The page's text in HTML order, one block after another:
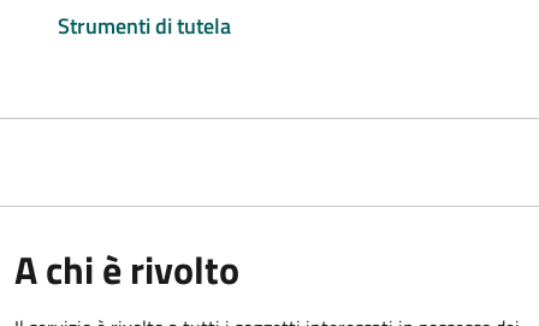
Strumenti di tutela
A chi è rivolto